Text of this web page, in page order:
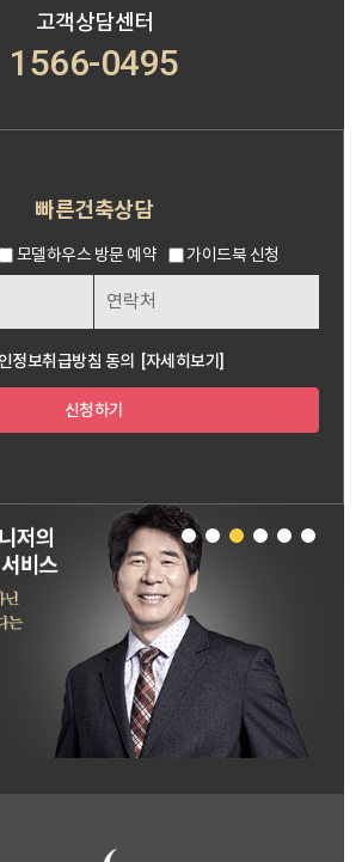
고객상담센터
1566-0495
빠른건축상담
모델하우스 방문 예약 가이드북 신청
정보취급방침 동의 [자세히보기]
신청하기